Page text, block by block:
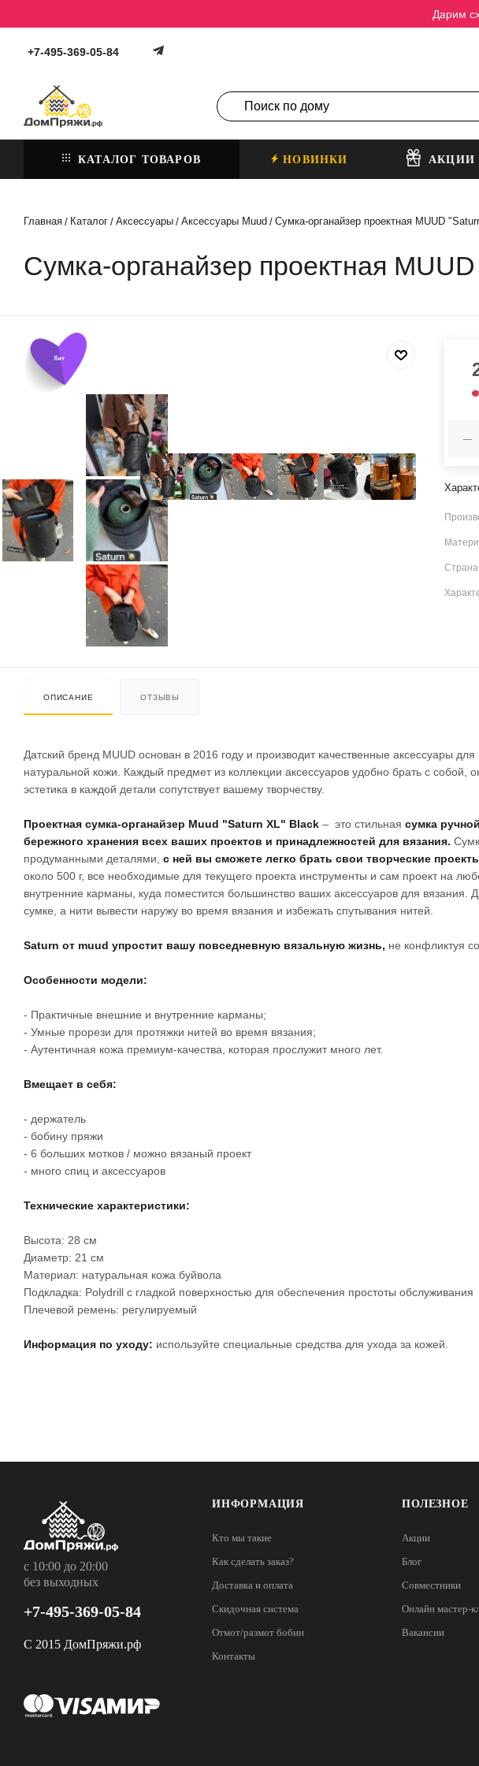
Дарим
+7-495-369-05-84
КАТАЛОГ ТОВАРОВ НОВИНКИ АКЦИИ
Главная / Каталог / Аксессуары / Аксессуары Muud / Сумка-органайзер проектная MUUD
Сумка-органайзер проектная
Хит
Страна
ОПИСАНИЕ ОТЗЫВЫ
Датский бренд MUUD основан в 2016 году и производит качественные аксессуары
натуральной кожи. Каждый предмет из коллекции аксессуаров удобно брать с собой,
эстетика в каждой детали сопутствует вашему творчеству.
Проектная сумка-органайзер Muud "Saturn XL" Black – это стильная сумка
бережного хранения всех ваших проектов и принадлежностей для вязания.
продуманными деталями, с ней вы сможете легко брать свои творческие
около 500 г, все необходимые для текущего проекта инструменты и сам проект на
внутренние карманы, куда поместится большинство ваших аксессуаров для вязания.
сумке, а нити вывести наружу во время вязания и избежать спутывания нитей.
Saturn от muud упростит вашу повседневную вязальную жизнь, не конфликтуя
Особенности модели:
- Практичные внешние и внутренние карманы;
- Умные прорези для протяжки нитей во время вязания;
- Аутентичная кожа премиум-качества, которая прослужит много лет.
Вмещает в себя:
- держатель
- бобину пряжи
- 6 больших мотков / можно вязаный проект
- много спиц и аксессуаров
Технические характеристики:
Высота: 28 см
Диаметр: 21 см
Материал: натуральная кожа буйвола
Подкладка: Polydrill с гладкой поверхностью для обеспечения простоты обслуживания
Плечевой ремень: регулируемый
Информация по уходу: используйте специальные средства для ухода за кожей.
с 10:00 до 20:00
без выходных
+7-495-369-05-84
С 2015 ДомПряжи.рф
ИНФОРМАЦИЯ
Кто мы такие
Как сделать заказ?
Доставка и оплата
Скидочная система
Отмот/размот бобин
Контакты
ПОЛЕЗНОЕ
Акции
Блог
Совместники
Онлайн мастер-
Вакансии